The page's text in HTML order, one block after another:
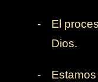
-
El
Dios.
-